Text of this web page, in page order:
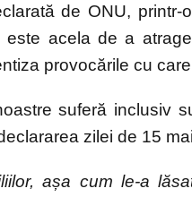
de ONU,
este acela de a
provocările cu
suferă inclusiv
zilei de 15
așa cum le-a